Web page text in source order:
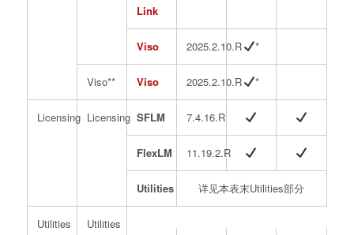
Link
Viso 2025.2.10.R *
Viso** Viso 2025.2.10.R *
Licensing Licensing SFLM 7.4.16.R
FlexLM 11.19.2.R
Utilities 详见本表末Utilities部分
Utilities
Utilities